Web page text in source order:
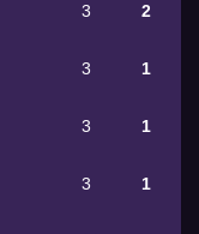
3 2
3 1
3 1
3 1